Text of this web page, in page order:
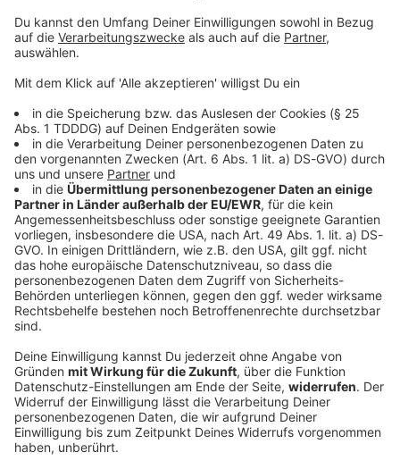
© dpa-infocom, dpa:260511-930-62570/2
Bayern
Müder FC Augsburg gewinnt Härtetest -
Kabadayi nach Kroatien
Der FC Augsburg rackert im Trainingslager. Mit
schweren Beinen gelingt Manuel Baums Mannschaft